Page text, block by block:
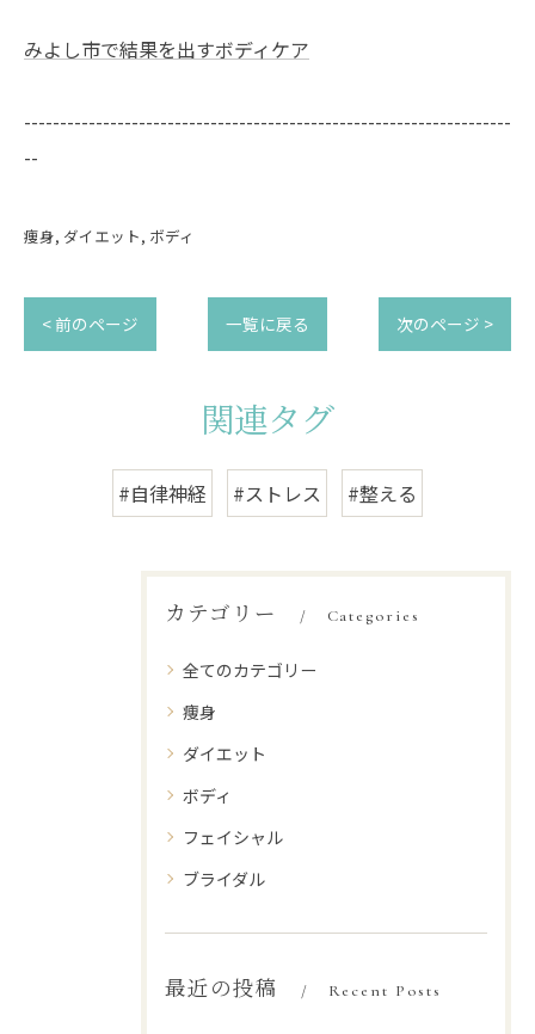
みよし市で結果を出すボディケア
--------------------------------------------------------------------
--
痩身 ダイエット ボディ
< 前のページ 一覧に戻る 次のページ >
関連タグ
#自律神経 #ストレス #整える
カテゴリー Categories
全てのカテゴリー
痩身
ダイエット
ボディ
フェイシャル
ブライダル
最近の投稿 Recent Posts